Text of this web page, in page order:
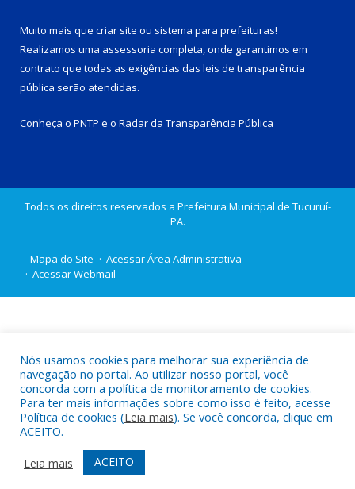
Muito mais que criar site ou sistema para prefeituras!
Realizamos uma assessoria completa, onde garantimos em
contrato que todas as exigências das leis de transparência
pública serão atendidas.
Conheça o PNTP e o Radar da Transparência Pública
Todos os direitos reservados a Prefeitura Municipal de Tucuruí-
PA.
Mapa do Site
Acessar Área Administrativa
Acessar Webmail
Nós usamos cookies para melhorar sua experiência de
navegação no portal. Ao utilizar nosso portal, você
concorda com a política de monitoramento de cookies.
Para ter mais informações sobre como isso é feito, acesse
Política de cookies (Leia mais). Se você concorda, clique em
ACEITO.
Leia mais
ACEITO